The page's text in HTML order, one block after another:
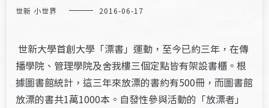
世新 小世界 2016-06-17
世新大學首創大學「漂書」運動，至今已約三年，在傳
播學院、管理學院及舍我樓三個定點皆有架設書櫃。根
據圖書館統計，這三年來放漂的書約有500冊，而圖書館
放漂的書共1萬1000本。自發性參與活動的「放漂者」